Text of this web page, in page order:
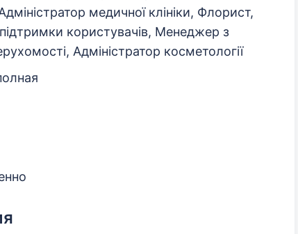
медичної клініки, Флорист,
підтримки користувачів, Менеджер з
Адміністратор косметології